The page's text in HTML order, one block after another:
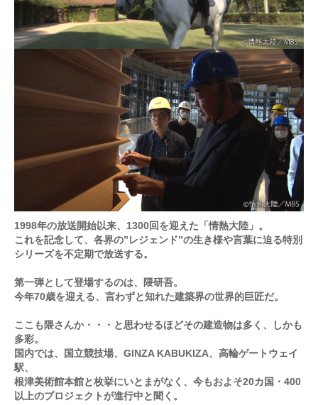
1998年の放送開始以来、1300回を迎えた「情熱大陸」。
これを記念して、各界の”レジェンド”の生き様や言葉に迫る特別
シリーズを不定期で放送する。
第一弾として登場するのは、隈研吾。
今年70歳を迎える、言わずと知れた建築界の世界的巨匠だ。
ここも隈さんか・・・と思わせるほどその建造物は多く、しかも
多彩。
国内では、国立競技場、GINZA KABUKIZA、高輪ゲートウェイ
駅、
根津美術館本館と枚挙にいとまがなく、今もおよそ20カ国・400
以上のプロジェクトが進行中と聞く。